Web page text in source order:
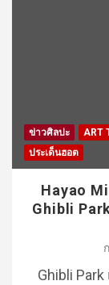
ข่าวศิลปะ ART
ประเด็นฮอต
Hayao
Ghibli
Ghibli